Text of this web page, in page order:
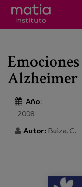
Investigación
Publicaciones
Participación en foros
Consultoría
Alzheimer
Año:
2008
Autor: Buiza, C.